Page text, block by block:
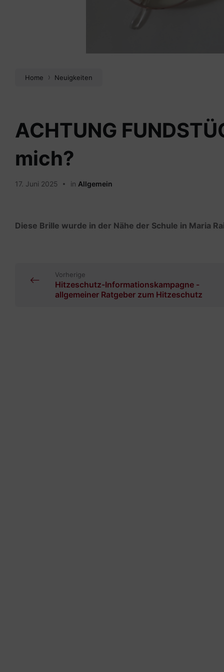
Home Neuigkeiten
ACHTUNG
mich?
17. Juni 2025 in Allgemein
Diese Brille wurde in der Nähe der Schule in Maria
Vorherige
Hitzeschutz-Informationskampagne -
allgemeiner Ratgeber zum Hitzeschutz